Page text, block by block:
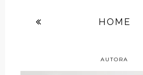
HOME
AUTORA